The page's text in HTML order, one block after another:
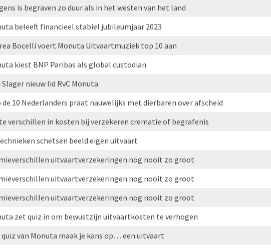
is begraven zo duur als in het westen van het land
beleeft financieel stabiel jubileumjaar 2023
Bocelli voert Monuta Uitvaartmuziek top 10 aan
kiest BNP Paribas als global custodian
nieuw lid RvC Monuta
de 10 Nederlanders praat nauwelijks met dierbaren over afscheid
verschillen in kosten bij verzekeren crematie of begrafenis
schetsen beeld eigen uitvaart
uitvaartverzekeringen nog nooit zo groot
uitvaartverzekeringen nog nooit zo groot
uitvaartverzekeringen nog nooit zo groot
zet quiz in om bewustzijn uitvaartkosten te verhogen
quiz van Monuta maak je kans op… een uitvaart